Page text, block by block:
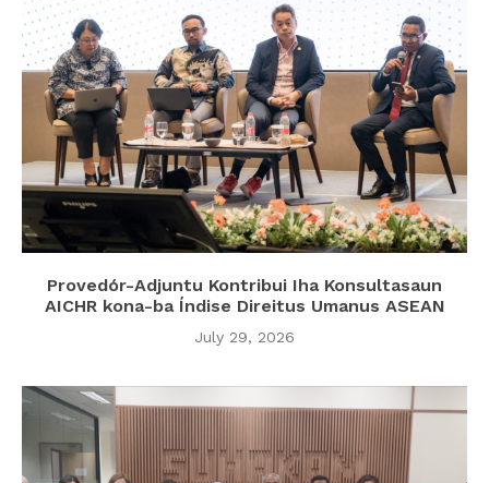
Provedór-Adjuntu Kontribui Iha Konsultasaun
AICHR kona-ba Índise Direitus Umanus ASEAN
July 29, 2026